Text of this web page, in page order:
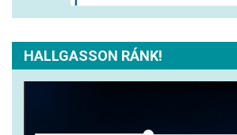
HALLGASSON RÁNK!